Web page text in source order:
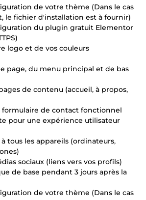
de votre thème (Dans le cas
le fichier d'installation est à fournir)
du plugin gratuit Elementor
logo et de vos couleurs
page, du menu principal et de bas
de contenu (accueil, à propos,
formulaire de contact fonctionnel
pour une expérience utilisateur
tous les appareils (ordinateurs,
sociaux (liens vers vos profils)
de base pendant 3 jours après la
de votre thème (Dans le cas